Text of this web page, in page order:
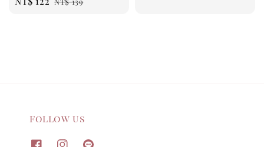
Follow us